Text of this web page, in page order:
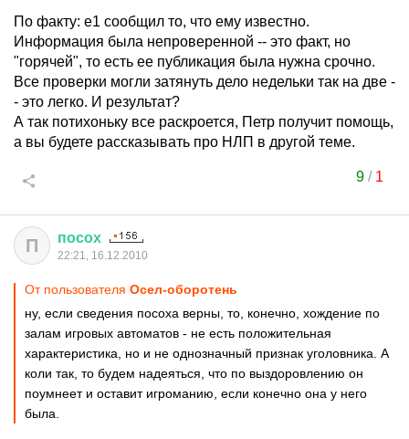
По факту: е1 сообщил то, что ему известно.
Информация была непроверенной -- это факт, но
"горячей", то есть ее публикация была нужна срочно.
Все проверки могли затянуть дело недельки так на две -
- это легко. И результат?
А так потихоньку все раскроется, Петр получит помощь,
а вы будете рассказывать про НЛП в другой теме.
9/ 1
П посох
22:21, 16.12.2010
От пользователя Осел-оборотень
ну, если сведения посоха верны, то, конечно, хождение по
залам игровых автоматов - не есть положительная
характеристика, но и не однозначный признак уголовника. А
коли так, то будем надеяться, что по выздоровлению он
поумнеет и оставит игроманию, если конечно она у него
была.